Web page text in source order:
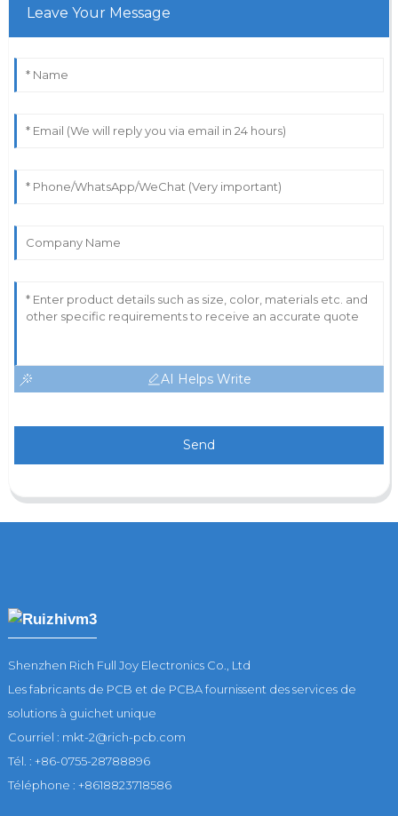
Leave Your Message
AI Helps Write
Send
Shenzhen Rich Full Joy Electronics Co., Ltd
Les fabricants de PCB et de PCBA fournissent des services de
solutions à guichet unique
Courriel : mkt-2@rich-pcb.com
Tél. : +86-0755-28788896
Téléphone : +8618823718586